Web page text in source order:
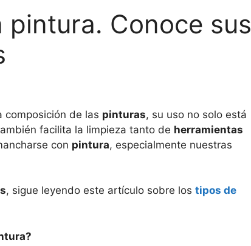
pintura. Conoce sus
composición de las pinturas, su uso no solo está
facilita la limpieza tanto de herramientas
con pintura, especialmente nuestras
, sigue leyendo este artículo sobre los tipos de